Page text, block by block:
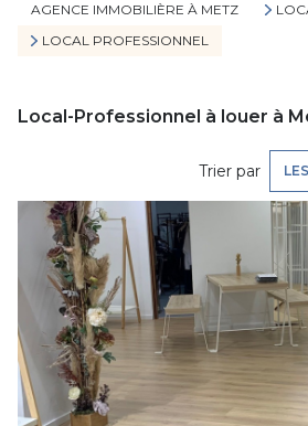
AGENCE IMMOBILIÈRE À METZ
LOCAL PROFESSIONNEL
Local-Professionnel à louer à
Trier par